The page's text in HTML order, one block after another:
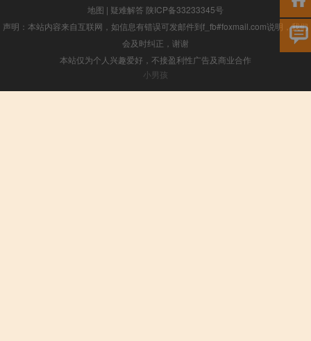
地图 | 疑难解答 陕ICP备33233345号
声明：本站内容来自互联网，如信息有错误可发邮件到f_fb#foxmail.com说明，我们
会及时纠正，谢谢
本站仅为个人兴趣爱好，不接盈利性广告及商业合作
小男孩